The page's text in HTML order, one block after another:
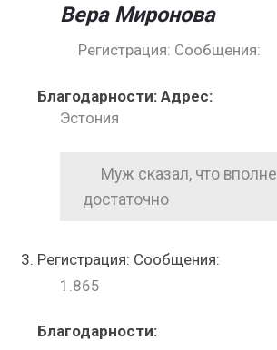
Вера Миронова
Регистрация: Сообщения:
Благодарности: Адрес:
Эстония
Муж сказал, что вполне
достаточно
Регистрация: Сообщения:
1.865
Благодарности: